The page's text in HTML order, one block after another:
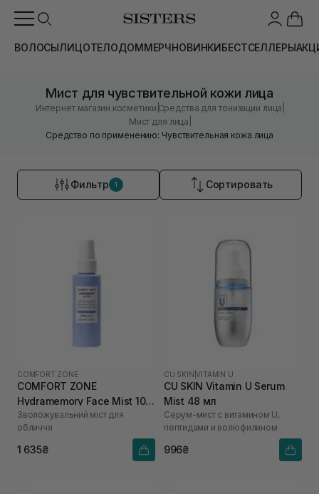
ВОЛОСЫЛИЦОТЕЛОДОММЕРЧНОВИНКИБЕСТСЕЛЛЕРЫ
Мист для чувствительной кожи лица
Интернет магазин косметики |Средства для тонизации лица
Мист для лица
Средство по применению: Чувствительная кожа лица
Фильтр 1 Сортировать
COMFORT ZONE
COMFORT ZONE
Hydramemory Face Mist 100
мл
Зволожувальний міст для
обличчя
1 635₴
CU SKIN |VITAMIN U
CU SKIN Vitamin U Serum
Mist 48 мл
Серум-мист с витамином U,
пептидами и волюфилином
996₴